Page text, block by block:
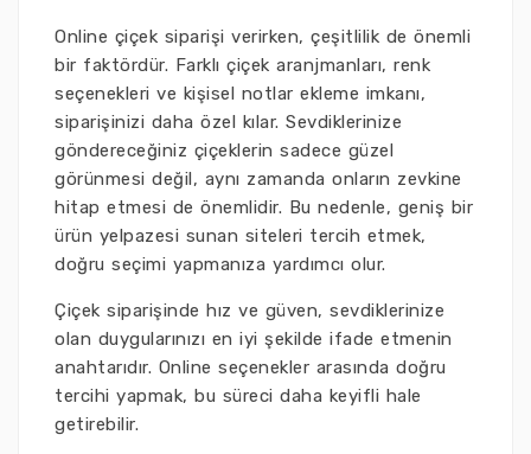
Online çiçek siparişi verirken, çeşitlilik de önemli
bir faktördür. Farklı çiçek aranjmanları, renk
seçenekleri ve kişisel notlar ekleme imkanı,
siparişinizi daha özel kılar. Sevdiklerinize
göndereceğiniz çiçeklerin sadece güzel
görünmesi değil, aynı zamanda onların zevkine
hitap etmesi de önemlidir. Bu nedenle, geniş bir
ürün yelpazesi sunan siteleri tercih etmek,
doğru seçimi yapmanıza yardımcı olur.
Çiçek siparişinde hız ve güven, sevdiklerinize
olan duygularınızı en iyi şekilde ifade etmenin
anahtarıdır. Online seçenekler arasında doğru
tercihi yapmak, bu süreci daha keyifli hale
getirebilir.